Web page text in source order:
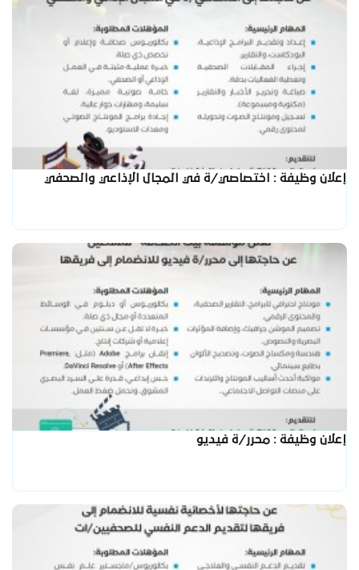
إعلان وظيفة : اختصاصي/ة في المجال الإذاعي والصحفي
إعلان وظيفة : محرر/ة فيديو